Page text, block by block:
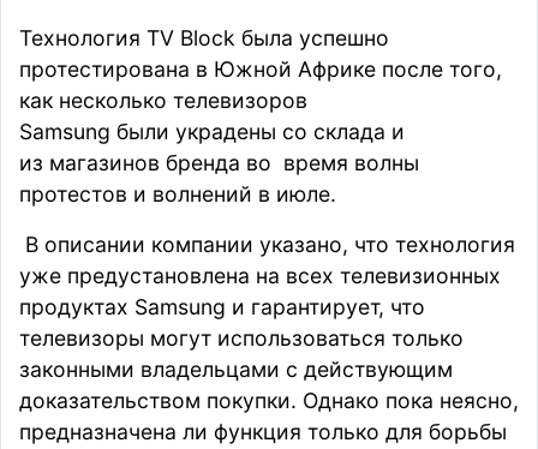
Технология TV Block была успешно
протестирована в Южной Африке после того,
как несколько телевизоров
Samsung были украдены со склада и
из магазинов бренда во время волны
протестов и волнений в июле.
В описании компании указано, что технология
уже предустановлена ​​на всех телевизионных
продуктах Samsung и гарантирует, что
телевизоры могут использоваться только
законными владельцами с действующим
доказательством покупки. Однако пока неясно,
предназначена ли функция только для борьбы